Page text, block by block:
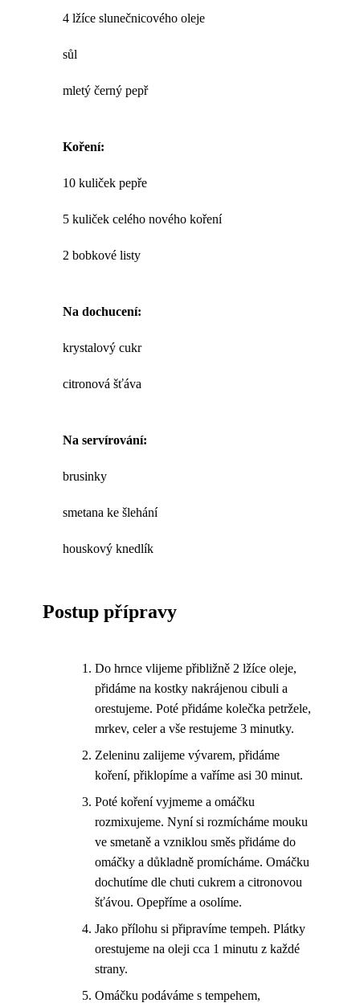
4 lžíce slunečnicového oleje
sůl
mletý černý pepř
Koření:
10 kuliček pepře
5 kuliček celého nového koření
2 bobkové listy
Na dochucení:
krystalový cukr
citronová šťáva
Na servírování:
brusinky
smetana ke šlehání
houskový knedlík
Postup přípravy
Do hrnce vlijeme přibližně 2 lžíce oleje,
přidáme na kostky nakrájenou cibuli a
orestujeme. Poté přidáme kolečka petržele,
mrkev, celer a vše restujeme 3 minutky.
Zeleninu zalijeme vývarem, přidáme
koření, přiklopíme a vaříme asi 30 minut.
Poté koření vyjmeme a omáčku
rozmixujeme. Nyní si rozmícháme mouku
ve smetaně a vzniklou směs přidáme do
omáčky a důkladně promícháme. Omáčku
dochutíme dle chuti cukrem a citronovou
šťávou. Opepříme a osolíme.
Jako přílohu si připravíme tempeh. Plátky
orestujeme na oleji cca 1 minutu z každé
strany.
Omáčku podáváme s tempehem,